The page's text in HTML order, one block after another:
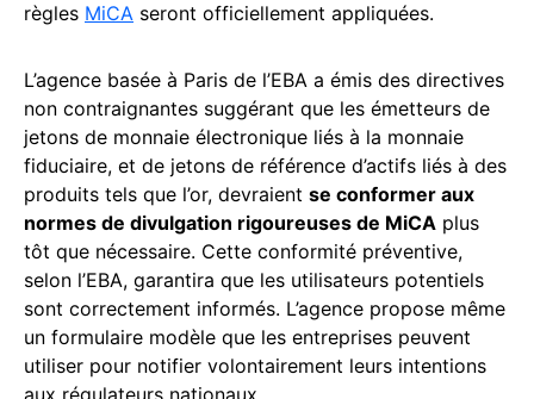
règles MiCA seront officiellement appliquées.
L’agence basée à Paris de l’EBA a émis des directives
non contraignantes suggérant que les émetteurs de
jetons de monnaie électronique liés à la monnaie
fiduciaire, et de jetons de référence d’actifs liés à des
produits tels que l’or, devraient se conformer aux
normes de divulgation rigoureuses de MiCA plus
tôt que nécessaire. Cette conformité préventive,
selon l’EBA, garantira que les utilisateurs potentiels
sont correctement informés. L’agence propose même
un formulaire modèle que les entreprises peuvent
utiliser pour notifier volontairement leurs intentions